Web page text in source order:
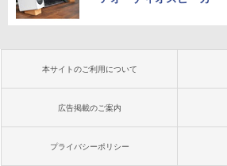
本サイトのご利用について
広告掲載のご案内
プライバシーポリシー